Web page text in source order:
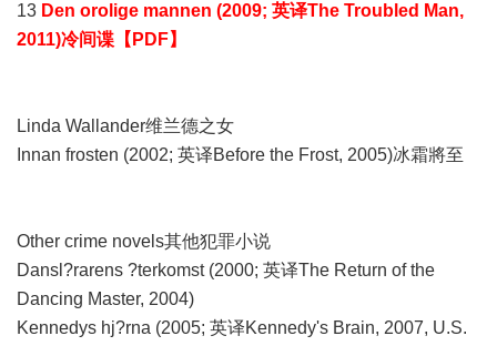
13 Den orolige mannen (2009; 英译The Troubled Man,
2011)冷间谍【PDF】
Linda Wallander维兰德之女
Innan frosten (2002; 英译Before the Frost, 2005)冰霜將至
Other crime novels其他犯罪小说
Dansl?rarens ?terkomst (2000; 英译The Return of the
Dancing Master, 2004)
Kennedys hj?rna (2005; 英译Kennedy's Brain, 2007, U.S.